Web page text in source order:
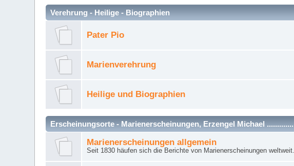
Verehrung - Heilige - Biographien
Pater Pio
Marienverehrung
Heilige und Biographien
Erscheinungsorte - Marienerscheinungen, Erzengel Michael .............
Marienerscheinungen allgemein
Seit 1830 häufen sich die Berichte von Marienerscheinungen weltweit.